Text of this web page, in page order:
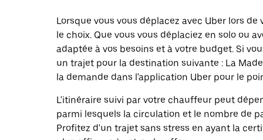
Lorsque vous vous déplacez avec Uber lors
le choix. Que vous vous déplaciez en solo ou
adaptée à vos besoins et à votre budget. Si
un trajet pour la destination suivante : La
la demande dans l'application Uber pour le
L'itinéraire suivi par votre chauffeur peut
parmi lesquels la circulation et le nombre de
Profitez d'un trajet sans stress en ayant la